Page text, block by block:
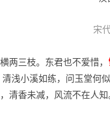
宋
两三枝。东君也不爱惜，
浅小溪如练，问玉堂何
清香未减，风流不在人知